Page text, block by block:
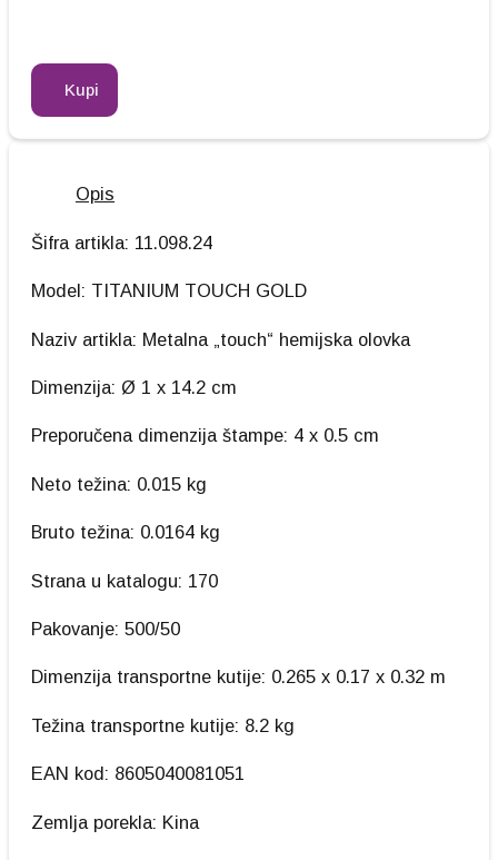
Kupi
Opis
Šifra artikla: 11.098.24
Model: TITANIUM TOUCH GOLD
Naziv artikla: Metalna „touch“ hemijska olovka
Dimenzija: Ø 1 x 14.2 cm
Preporučena dimenzija štampe: 4 x 0.5 cm
Neto težina: 0.015 kg
Bruto težina: 0.0164 kg
Strana u katalogu: 170
Pakovanje: 500/50
Dimenzija transportne kutije: 0.265 x 0.17 x 0.32 m
Težina transportne kutije: 8.2 kg
EAN kod: 8605040081051
Zemlja porekla: Kina